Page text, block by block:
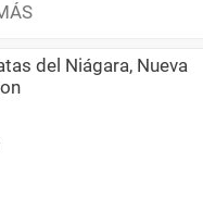
del Niágara, Nueva